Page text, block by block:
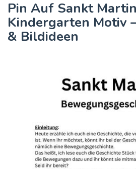
Pin Auf Sankt Martin
Kindergarten Motiv
& Bildideen